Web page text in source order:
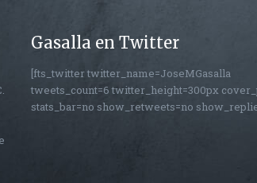
Gasalla en Twitter
[fts_twitter twitter_name=JoseMGasalla
tweets_count=6 twitter_height=300px
stats_bar=no show_retweets=no